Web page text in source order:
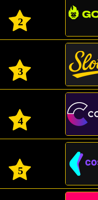
2
3
4
5